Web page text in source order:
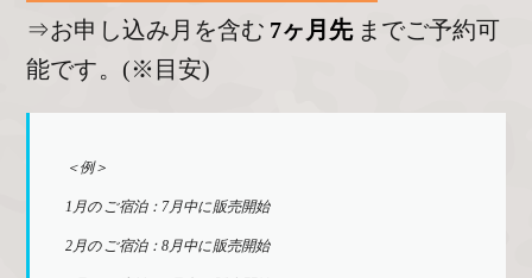
⇒お申し込み月を含む 7ヶ月先 までご予約可
能です。(※目安)
＜例＞
1月のご宿泊：7月中に販売開始
2月のご宿泊：8月中に販売開始